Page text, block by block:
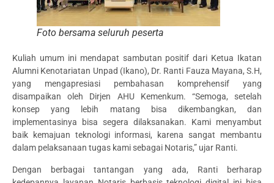
Foto bersama seluruh peserta
Kuliah umum ini mendapat sambutan positif dari Ketua Ikatan
Alumni Kenotariatan Unpad (Ikano), Dr. Ranti Fauza Mayana, S.H,
yang mengapresiasi pembahasan komprehensif yang
disampaikan oleh Dirjen AHU Kemenkum. “Semoga, setelah
konsep yang lebih matang bisa dikembangkan, dan
implementasinya bisa segera dilaksanakan. Kami menyambut
baik kemajuan teknologi informasi, karena sangat membantu
dalam pelaksanaan tugas kami sebagai Notaris,” ujar Ranti.
Dengan berbagai tantangan yang ada, Ranti berharap